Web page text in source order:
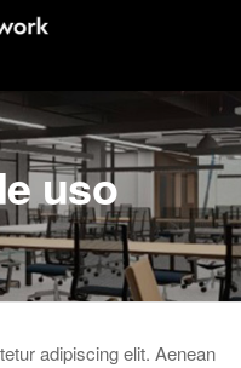
uso
adipiscing elit. Aenean